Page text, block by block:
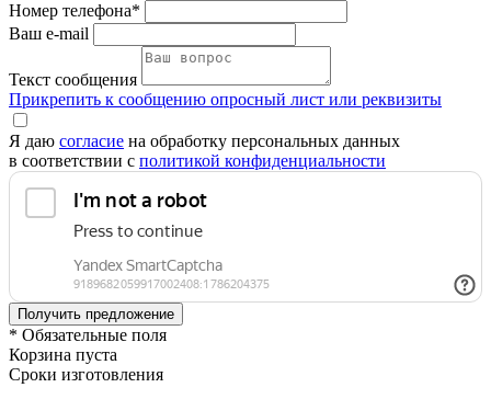
Номер телефона*
Ваш e-mail
Текст сообщения
Прикрепить к сообщению опросный лист или реквизиты
Я даю согласие на обработку персональных данных
в соответствии с политикой конфиденциальности
* Обязательные поля
Корзина пуста
Сроки изготовления